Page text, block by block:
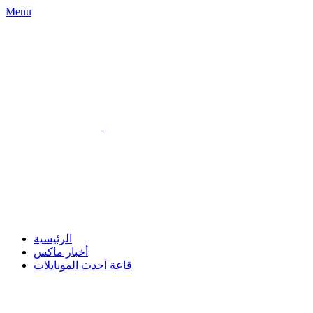
Menu
الرئيسية
أخبار ماكس
قاعة آحدث الموبايلات